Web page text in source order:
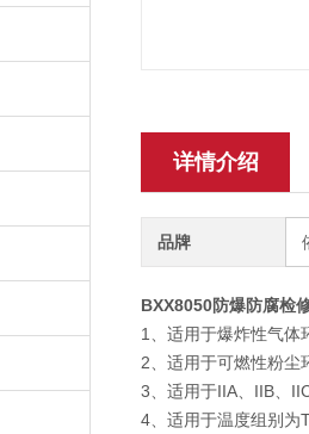
详情介绍
品牌
BXX8050防爆防腐检
1、适用于爆炸性气体
2、适用于可燃性粉尘
3、适用于IIA、IIB、
4、适用于温度组别为